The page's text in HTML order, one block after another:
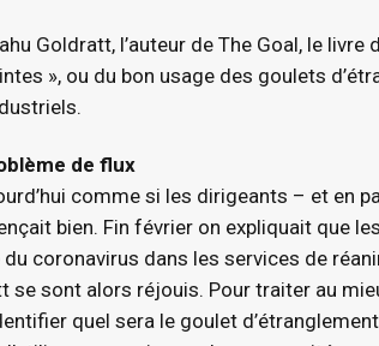
Goldratt, l’auteur de The Goal, le
», ou du bon usage des goulets
de flux
comme si les dirigeants – et en
bien. Fin février on expliquait que
coronavirus dans les services de
se sont alors réjouis. Pour traiter au
quel sera le goulet